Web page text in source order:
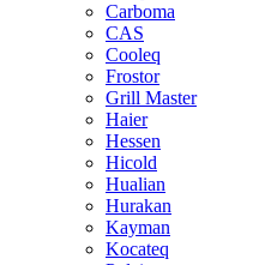
Carboma
CAS
Cooleq
Frostor
Grill Master
Haier
Hessen
Hicold
Hualian
Hurakan
Kayman
Kocateq